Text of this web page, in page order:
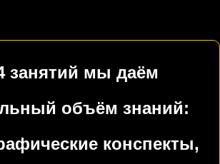
занятий мы даём
объём знаний:
конспекты,